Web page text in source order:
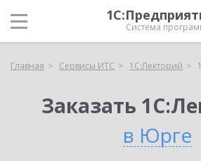
Система
Главная Сервисы ИТС 1С:Лекторий
Заказать
в Юрге